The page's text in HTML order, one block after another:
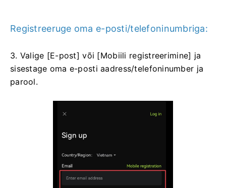
Registreeruge oma e-posti/telefoninumbriga:
3. Valige [E-post] või [Mobiili registreerimine] ja
sisestage oma e-posti aadress/telefoninumber ja
parool.